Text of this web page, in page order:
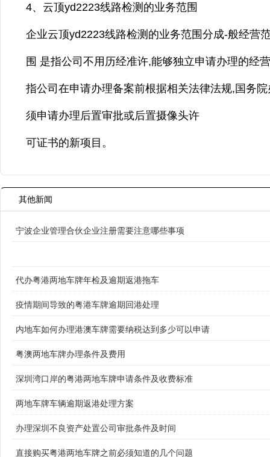
4、云顶yd2223线路检测的业务范围
企业云顶yd2223线路检测的业务范围分成-般经营
围 是指公司不用历经准许,能够独立申请办理的经
指公司在申请办理备案前根据相关法律法规,国务
须申请办理后置审批或后置摄像头许
可证书的新项目。
其他新闻
宁波企业管理合伙企业注册需要注意哪些事项
代办粤港两地车牌年检及逾期返港拖车
疫情期间导致的粤港车牌逾期回港处理
内地车如何办理港澳车牌需要纳税达到多少可以申请
粤澳两地车牌办理条件及费用
深圳湾口岸的粤港两地车牌申请条件及收费标准
两地车牌车辆逾期返港处理方案
办理深圳不良资产处置公司审批条件及时间
直接购买粤港两地车牌之前必须知道的几个问题